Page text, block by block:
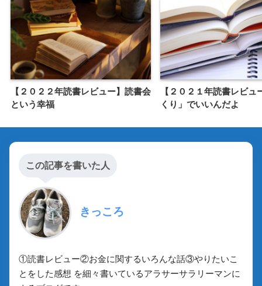
【２０２２年読書レビュー】読書会
という幸福
【２０２１年読書レビュ
くり」でいいんだよ
この記事を書いた人
きっころ
①読書レビュー②お金に関するいろんな話③やりたいこ
とをした感想 を細々書いているアラサーサラリーマンに